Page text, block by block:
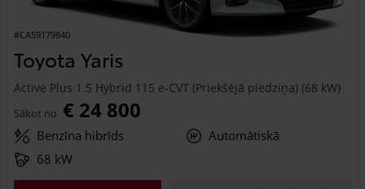
#CA59179840
Toyota Yaris
Active Plus 1.5 Hybrid 115 e-CVT (Priekšējā piedziņa) (68 kW)
Sākot no € 24 800
Benzīna hibrīds
Automātiskā
68 kW